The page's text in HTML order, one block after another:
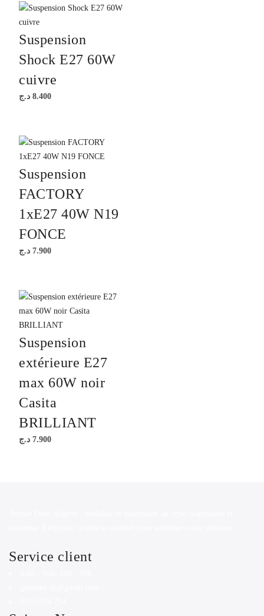
Suspension
Shock E27 60W
cuivre
8.400 د.ج
Suspension
FACTORY
1xE27 40W N19
FONCE
7.900 د.ج
Suspension
extérieure E27
max 60W noir
Casita
BRILLIANT
7.900 د.ج
Service client